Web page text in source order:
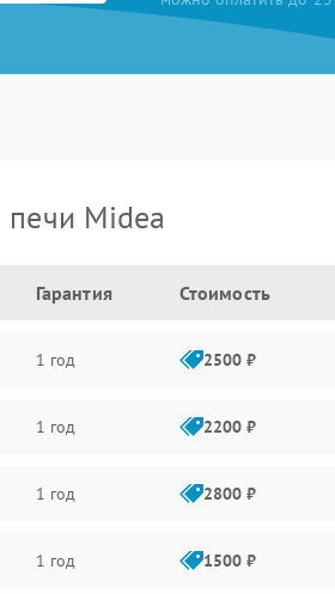
Midea
Гарантия Стоимость
1 год 2500 ₽
1 год 2200 ₽
1 год 2800 ₽
1 год 1500 ₽